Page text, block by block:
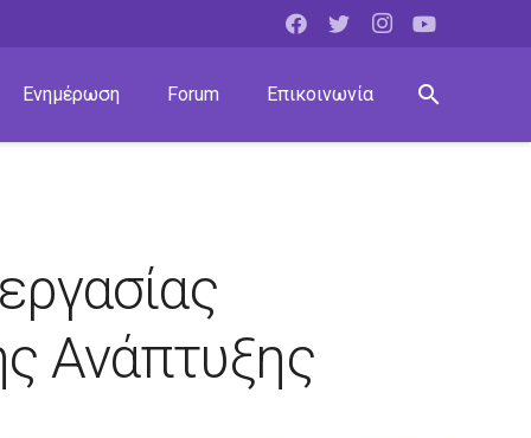
Ενημέρωση Forum Επικοινωνία search
Ανάπτυξης